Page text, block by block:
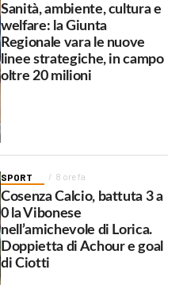
Sanità, ambiente, cultura e
welfare: la Giunta
Regionale vara le nuove
linee strategiche, in campo
oltre 20 milioni
SPORT 8 ore fa
Cosenza Calcio, battuta 3 a
0 la Vibonese
nell’amichevole di Lorica.
Doppietta di Achour e goal
di Ciotti